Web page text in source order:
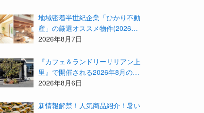
地域密着半世紀企業「ひかり不動
産」の厳選オススメ物件(2026年8
月)をご紹介！参加費無料『”木の
受付中！
2026年8月7日
『カフェ＆ランドリーリリアン上
里』で開催される2026年8月のイ
ベント等をまとめてご紹介！
2026年8月6日
新情報解禁！人気商品紹介！暑い